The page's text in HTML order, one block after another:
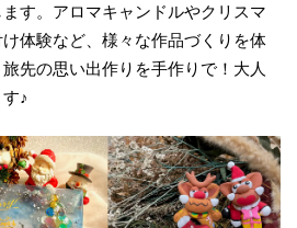
す。アロマキャンドルやクリスマ
体験など、様々な作品づくりを体
先の思い出作りを手作りで！大人
♪